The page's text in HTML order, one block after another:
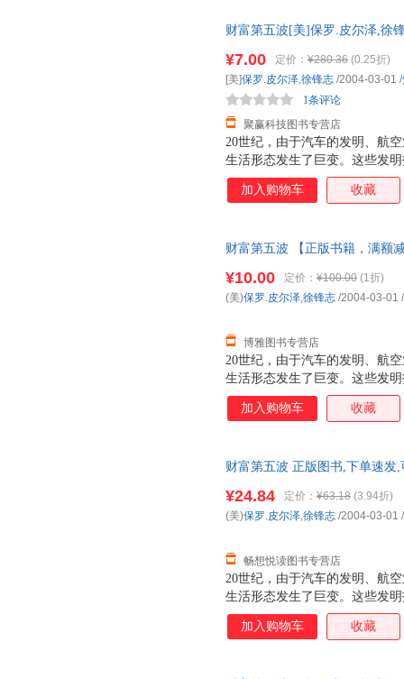
财富第五波[美]保罗.皮尔泽,徐
20世纪，由于汽车的发明、航
生活形态发生了巨变。这些发
投资人累积了富可敌国的财富
覆我们的生活，并在往后10年
¥7.00 定价： ¥280.36 (0.25折)
聚赢科技图书专营店
1条评论
[美]保罗.皮尔泽,徐锋志 /2004-03-01 /
加入购物车 收藏
财富第五波 【正版书籍，满额
20世纪，由于汽车的发明、航
生活形态发生了巨变。这些发
投资人累积了富可敌国的财富
覆我们的生活，并在往后10年
¥10.00 定价： ¥100.00 (1折)
博雅图书专营店
(美)保罗.皮尔泽,徐锋志 /2004-03-01 /
加入购物车 收藏
财富第五波 正版图书,下单速发,
20世纪，由于汽车的发明、航
生活形态发生了巨变。这些发
投资人累积了富可敌国的财富
覆我们的生活，并在往后10年
¥24.84 定价： ¥63.18 (3.94折)
畅想悦读图书专营店
(美)保罗.皮尔泽,徐锋志 /2004-03-01 /
加入购物车 收藏